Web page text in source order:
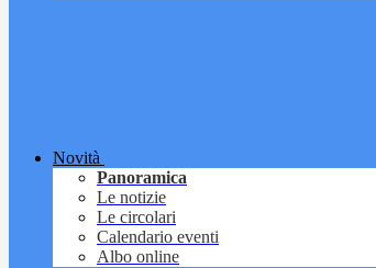
Novità
Panoramica
Le notizie
Le circolari
Calendario eventi
Albo online